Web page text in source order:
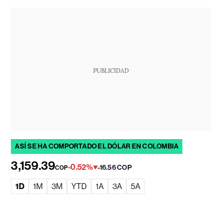
PUBLICIDAD
ASÍ SE HA COMPORTADO EL DÓLAR EN COLOMBIA
3,159.39COP-0.52% -16.56 COP
1D 1M 3M YTD 1A 3A 5A